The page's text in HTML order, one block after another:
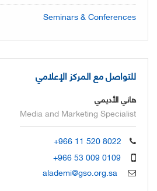
Seminars & Conferences
للتواصل مع المركز الإعلامي
هاني الأديمي
Media and Marketing Specialist
+966 11 520 8022
+966 53 009 0109
alademi@gso.org.sa